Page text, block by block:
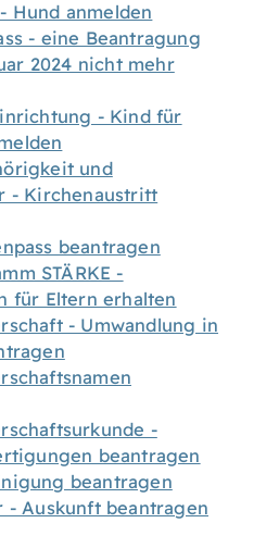
Hund anmelden
- eine Beantragung
2024 nicht mehr
- Kind für
und
- Kirchenaustritt
beantragen
STÄRKE -
für Eltern erhalten
- Umwandlung in
-
beantragen
beantragen
- Auskunft beantragen